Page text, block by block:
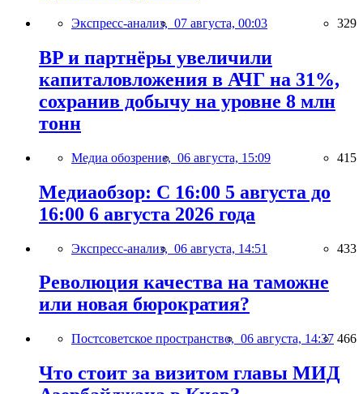
Экспресс-анализ, 07 августа, 00:03 329
BP и партнёры увеличили
капиталовложения в АЧГ на 31%,
сохранив добычу на уровне 8 млн
тонн
Медиа обозрение, 06 августа, 15:09 415
Медиаобзор: С 16:00 5 августа до
16:00 6 августа 2026 года
Экспресс-анализ, 06 августа, 14:51 433
Революция качества на таможне
или новая бюрократия?
Постсоветское пространство, 06 августа, 14:37 466
Что стоит за визитом главы МИД